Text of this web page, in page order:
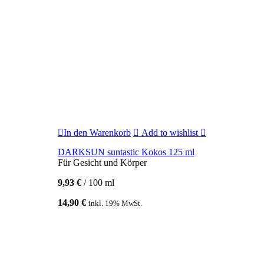
In den Warenkorb
Add to wishlist
DARKSUN suntastic Kokos 125 ml
Für Gesicht und Körper
9,93 € / 100 ml
14,90 € inkl. 19% MwSt.